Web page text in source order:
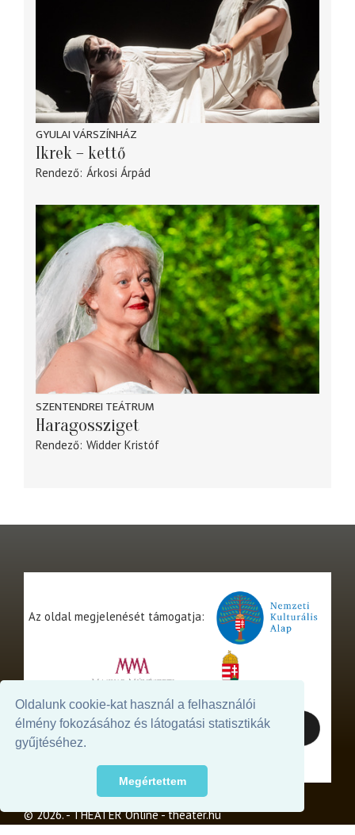
Oldalunk cookie-kat használ a felhasználói
élmény fokozásához és látogatási statisztikák
gyűjtéséhez.
Megértettem
GYULAI VÁRSZÍNHÁZ
Ikrek – kettő
Rendező Árkosi Árpád
SZENTENDREI TEÁTRUM
Haragossziget
Rendező Widder Kristóf
Az oldal megjelenését támogatja:
© 2026. - THEATER Online -theater.hu